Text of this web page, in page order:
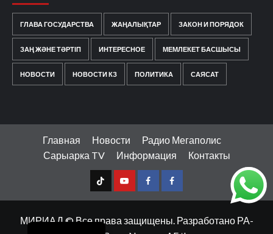
ГЛАВА ГОСУДАРСТВА ЖАҢАЛЫҚТАР ЗАКОН И ПОРЯДОК
ЗАҢ ЖӘНЕ ТӘРТІП ИНТЕРЕСНОЕ МЕМЛЕКЕТ БАСШЫСЫ
НОВОСТИ НОВОСТИ КЗ ПОЛИТИКА САЯСАТ
Главная Новости
Радио Мегаполис
Сарыарка TV
Информация Контакты
TT Youtube
FB1 FB2
МИРИАД © Все права защищены. Разработано РА-
Қазақ тілі